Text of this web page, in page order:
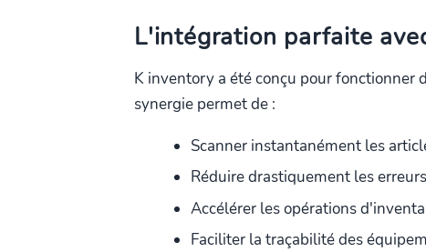
L'intégration parfaite
K inventory a été conçu pour fonctionner
synergie permet de :
Scanner instantanément les
Réduire drastiquement les
Accélérer les opérations
Faciliter la traçabilité des